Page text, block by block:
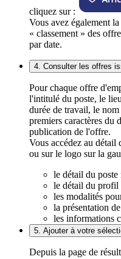
cliquez sur :
Vous avez également
« classement » des
par date.
4. Consulter les offres
Pour chaque offre
l'intitulé du poste, le
durée de travail, le
premiers caractères du
publication de l'offre.
Vous accédez au
ou sur le logo sur la
le détail du poste
le détail du profil
les modalités
la présentation
les informations
5. Ajouter à votre
Depuis la page de